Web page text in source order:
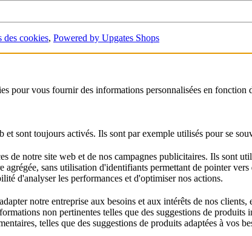
des cookies, Powered by Upgates Shops
pour vous fournir des informations personnalisées en
et sont toujours activés. Ils sont par exemple utilisés pour se
de notre site web et de nos campagnes publicitaires. Ils sont
agrégée, sans utilisation d'identifiants permettant de pointer
d'analyser les performances et d'optimiser nos actions.
notre entreprise aux besoins et aux intérêts de nos
non pertinentes telles que des suggestions de
telles que des suggestions de produits adaptées à vos